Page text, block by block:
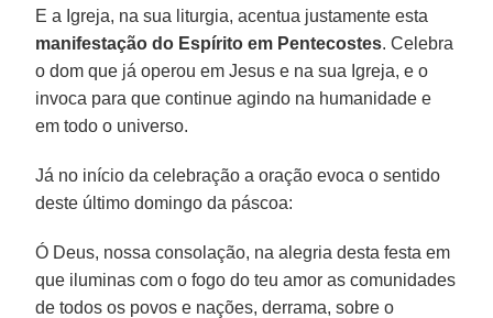
E a Igreja, na sua liturgia, acentua justamente esta
manifestação do Espírito em Pentecostes. Celebra
o dom que já operou em Jesus e na sua Igreja, e o
invoca para que continue agindo na humanidade e
em todo o universo.
Já no início da celebração a oração evoca o sentido
deste último domingo da páscoa:
Ó Deus, nossa consolação, na alegria desta festa em
que iluminas com o fogo do teu amor as comunidades
de todos os povos e nações, derrama, sobre o